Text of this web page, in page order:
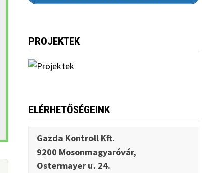
PROJEKTEK
ELÉRHETŐSÉGEINK
Gazda Kontroll Kft.
9200 Mosonmagyaróvár,
Ostermayer u. 24.